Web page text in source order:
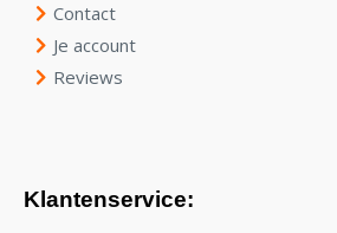
Contact
Je account
Reviews
Klantenservice: